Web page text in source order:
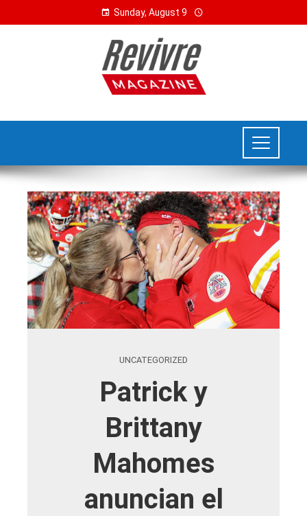
Sunday, August 9
UNCATEGORIZED
Patrick y
Brittany
Mahomes
anuncian el